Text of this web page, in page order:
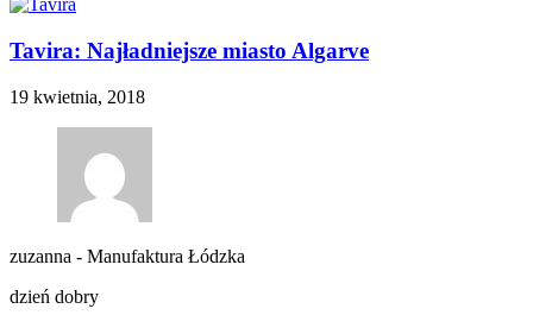
Tavira: Najładniejsze miasto Algarve
19 kwietnia, 2018
zuzanna - Manufaktura Łódzka
dzień dobry